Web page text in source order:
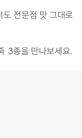
전문점 맛 그대로
3종을 만나보세요.